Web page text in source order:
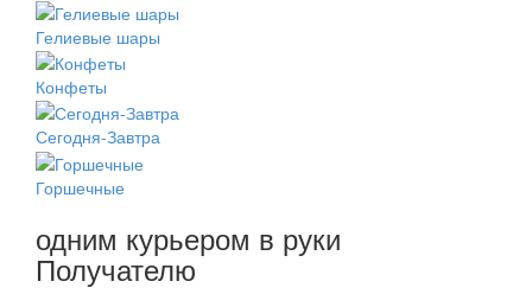
Гелиевые шары
Конфеты
Сегодня-Завтра
Горшечные
одним курьером в руки
Получателю